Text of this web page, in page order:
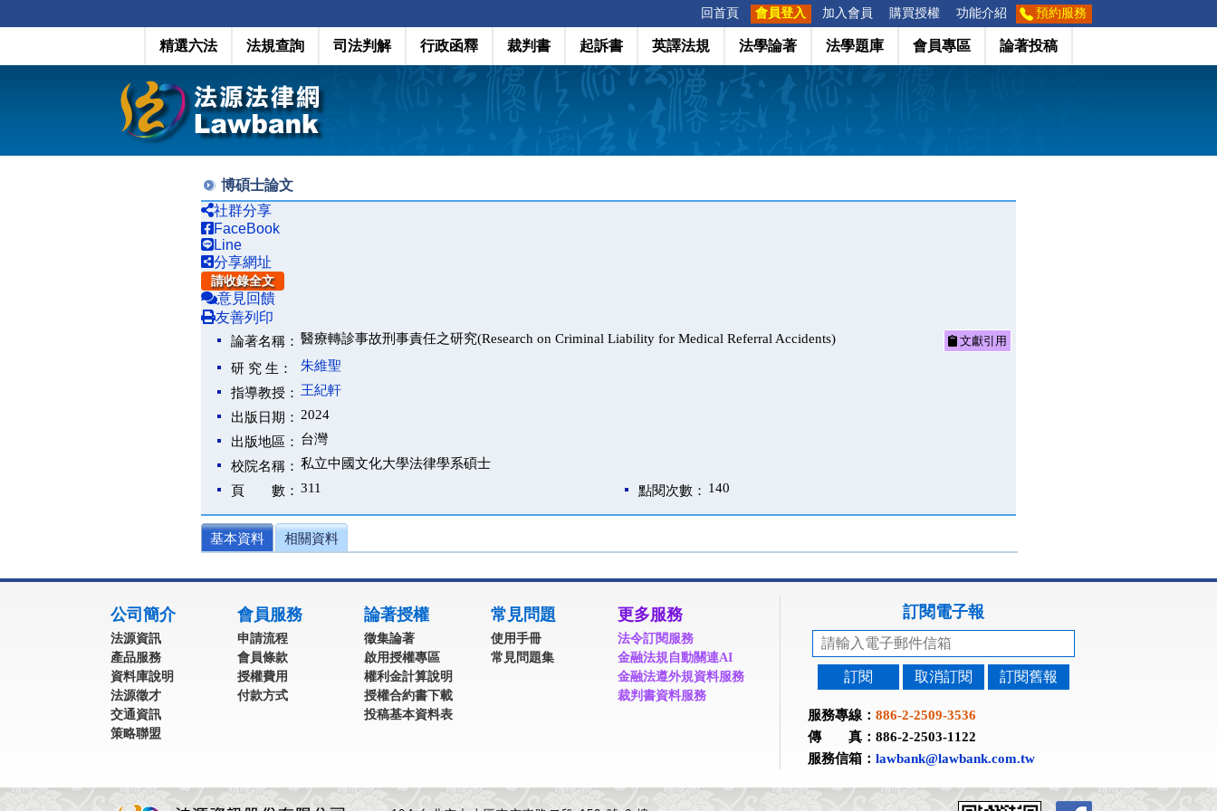
回首頁 會員登入 加入會員 購買授權 功能介紹 預約服務
精選六法 法規查詢 司法判解 行政函釋 裁判書 起訴書 英譯法規 法學論著 法學題庫 會員專區 論著投稿
博碩士論文
社群分享
FaceBook
Line
分享網址
請收錄全文
意見回饋
友善列印
論著名稱： 醫療轉診事故刑事責任之研究(Research on Criminal Liability for Medical Referral Accidents) 文獻引用
研 究 生：
朱維聖
指導教授： 王紀軒
出版日期： 2024
出版地區： 台灣
校院名稱： 私立中國文化大學法律學系碩士
頁 數： 311 點閱次數： 140
基本資料 相關資料
公司簡介
法源資訊
產品服務
資料庫說明
法源徵才
交通資訊
策略聯盟
會員服務
申請流程
會員條款
授權費用
付款方式
論著授權
徵集論著
啟用授權專區
權利金計算說明
授權合約書下載
投稿基本資料表
常見問題
使用手冊
常見問題集
更多服務
法令訂閱服務
金融法規自動關連AI
金融法遵外規資料服務
裁判書資料服務
訂閱電子報
訂閱 取消訂閱 訂閱舊報
服務專線： 886-2-2509-3536
傳 真：886-2-2503-1122
服務信箱： lawbank@lawbank.com.tw